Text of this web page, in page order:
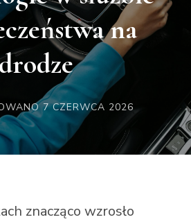
na
7 CZERWCA 2026
znacząco wzrosło